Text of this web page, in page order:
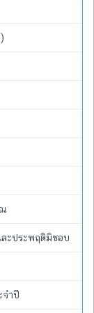
ละประพฤติมิชอบ
จำปี